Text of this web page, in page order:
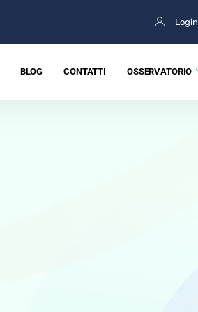
Login
BLOG CONTATTI OSSERVATORIO